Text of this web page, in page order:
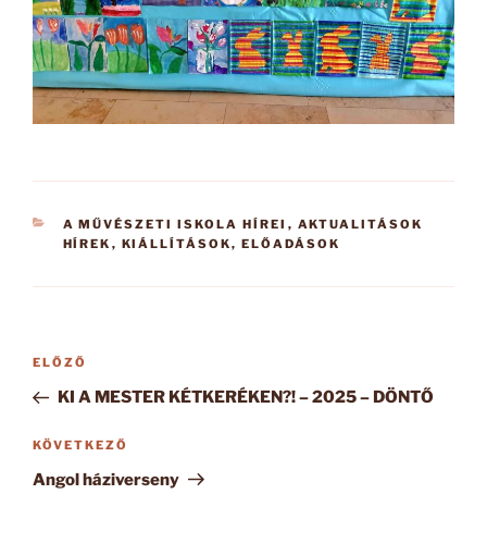
KATEGÓRIÁK
A MŰVÉSZETI ISKOLA HÍREI , AKTUALITÁSOK
HÍREK , KIÁLLÍTÁSOK, ELŐADÁSOK
Bejegyzés
Korábbi
bejegyzés
ELŐZŐ
KI A MESTER KÉTKERÉKEN?! – 2025 – DÖNTŐ
Következő
bejegyzés
KÖVETKEZŐ
Angol háziverseny